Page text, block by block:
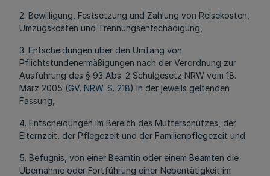
2. Bewilligung, Festsetzung und Zahlung von Reisekosten,
Umzugskosten und Trennungsentschädigung,
3. Entscheidungen über den Umfang von
Pflichtstundenermäßigungen nach der Verordnung zur
Ausführung des § 93 Abs. 2 Schulgesetz NRW vom 18.
März 2005 (GV. NRW. S. 218) in der jeweils geltenden
Fassung,
4. Entscheidungen im Bereich des Mutterschutzes, der
Elternzeit, der Pflegezeit und der Familienpflegezeit und
5. Befugnis, von einer Beamtin oder einem Beamten die
Übernahme oder Fortführung einer Nebentätigkeit im